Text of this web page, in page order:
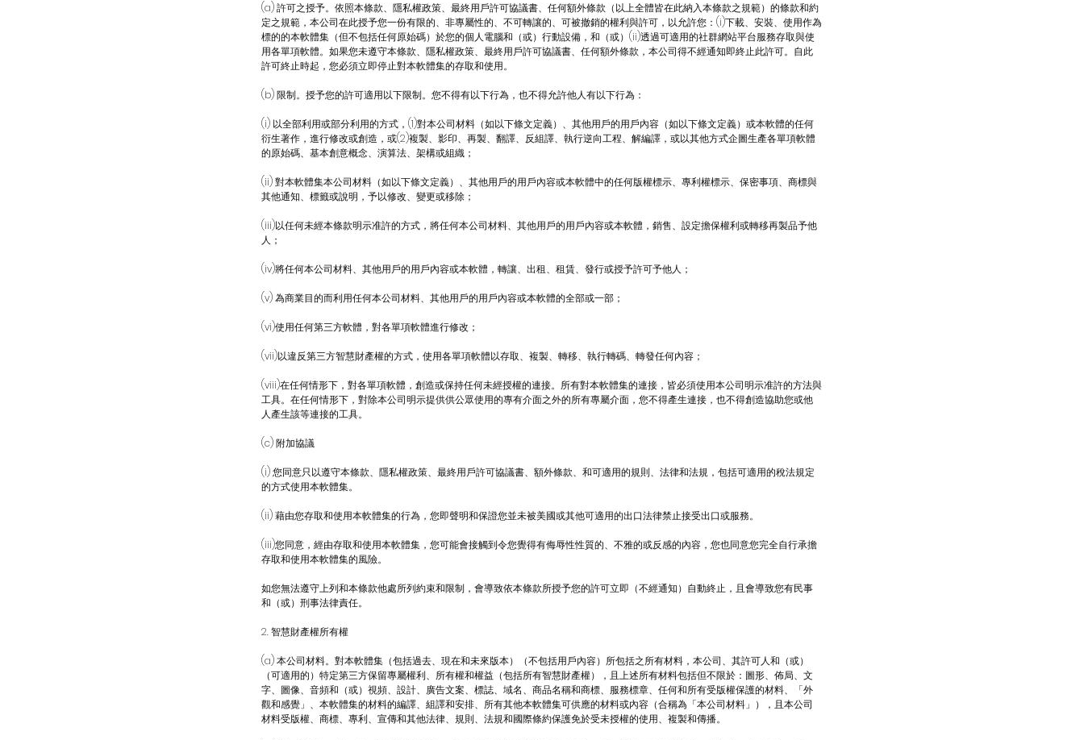
(a) 許可之授予。依照本條款、隱私權政策、最終用戶許可協議書、任何額外條款（以上全體皆在此納入本條款之規範）的條款和約
定之規範，本公司在此授予您一份有限的、非專屬性的、不可轉讓的、可被撤銷的權利與許可，以允許您：(i)下載、安裝、使用作為
標的的本軟體集（但不包括任何原始碼）於您的個人電腦和（或）行動設備，和（或）(ii)透過可適用的社群網站平台服務存取與使
用各單項軟體。如果您未遵守本條款、隱私權政策、最終用戶許可協議書、任何額外條款，本公司得不經通知即終止此許可。自此
許可終止時起，您必須立即停止對本軟體集的存取和使用。
(b) 限制。授予您的許可適用以下限制。您不得有以下行為，也不得允許他人有以下行為：
(i) 以全部利用或部分利用的方式，(1)對本公司材料（如以下條文定義）、其他用戶的用戶內容（如以下條文定義）或本軟體的任何
衍生著作，進行修改或創造，或(2)複製、影印、再製、翻譯、反組譯、執行逆向工程、解編譯，或以其他方式企圖生產各單項軟體
的原始碼、基本創意概念、演算法、架構或組織；
(ii) 對本軟體集本公司材料（如以下條文定義）、其他用戶的用戶內容或本軟體中的任何版權標示、專利權標示、保密事項、商標與
其他通知、標籤或說明，予以修改、變更或移除；
(iii)以任何未經本條款明示准許的方式，將任何本公司材料、其他用戶的用戶內容或本軟體，銷售、設定擔保權利或轉移再製品予他
人；
(iv)將任何本公司材料、其他用戶的用戶內容或本軟體，轉讓、出租、租賃、發行或授予許可予他人；
(v) 為商業目的而利用任何本公司材料、其他用戶的用戶內容或本軟體的全部或一部；
(vi)使用任何第三方軟體，對各單項軟體進行修改；
(vii)以違反第三方智慧財產權的方式，使用各單項軟體以存取、複製、轉移、執行轉碼、轉發任何內容；
(viii)在任何情形下，對各單項軟體，創造或保持任何未經授權的連接。所有對本軟體集的連接，皆必須使用本公司明示准許的方法與
工具。在任何情形下，對除本公司明示提供供公眾使用的專有介面之外的所有專屬介面，您不得產生連接，也不得創造協助您或他
人產生該等連接的工具。
(c) 附加協議
(i) 您同意只以遵守本條款、隱私權政策、最終用戶許可協議書、額外條款、和可適用的規則、法律和法規，包括可適用的稅法規定
的方式使用本軟體集。
(ii) 藉由您存取和使用本軟體集的行為，您即聲明和保證您並未被美國或其他可適用的出口法律禁止接受出口或服務。
(iii)您同意，經由存取和使用本軟體集，您可能會接觸到令您覺得有侮辱性性質的、不雅的或反感的內容，您也同意您完全自行承擔
存取和使用本軟體集的風險。
如您無法遵守上列和本條款他處所列約束和限制，會導致依本條款所授予您的許可立即（不經通知）自動終止，且會導致您有民事
和（或）刑事法律責任。
2. 智慧財產權所有權
(a) 本公司材料。對本軟體集（包括過去、現在和未來版本）（不包括用戶內容）所包括之所有材料，本公司、其許可人和（或）
（可適用的）特定第三方保留專屬權利、所有權和權益（包括所有智慧財產權），且上述所有材料包括但不限於：圖形、佈局、文
字、圖像、音頻和（或）視頻、設計、廣告文案、標誌、域名、商品名稱和商標、服務標章、任何和所有受版權保護的材料、「外
觀和感覺」、本軟體集的材料的編譯、組譯和安排、所有其他本軟體集可供應的材料或內容（合稱為「本公司材料」），且本公司
材料受版權、商標、專利、宣傳和其他法律、規則、法規和國際條約保護免於受未授權的使用、複製和傳播。